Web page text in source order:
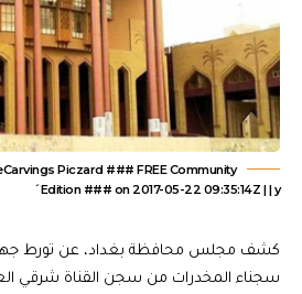
Piczard ### FREE Community
Edition ### on 2017-05-22 09:35:14Z | | y´
كشف مجلس محافظة بغداد، عن تورط
سجناء المخدرات من سجن القناة شرقي